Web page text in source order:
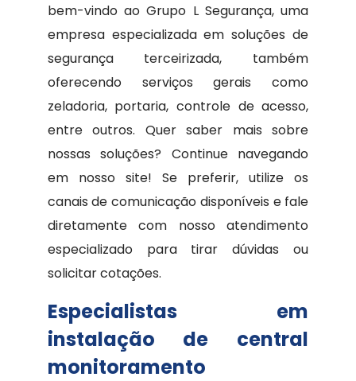
bem-vindo ao Grupo L Segurança, uma
empresa especializada em soluções de
segurança terceirizada, também
oferecendo serviços gerais como
zeladoria, portaria, controle de acesso,
entre outros. Quer saber mais sobre
nossas soluções? Continue navegando
em nosso site! Se preferir, utilize os
canais de comunicação disponíveis e fale
diretamente com nosso atendimento
especializado para tirar dúvidas ou
solicitar cotações.
Especialistas em
instalação de central
monitoramento